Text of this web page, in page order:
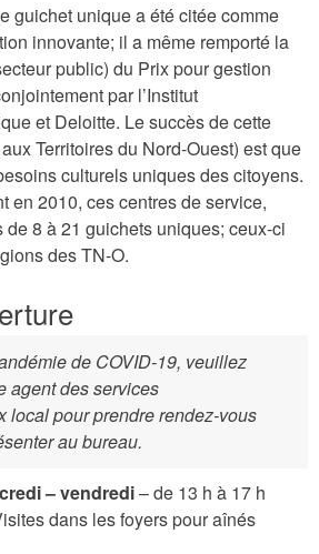
guichet unique a été citée comme
innovante; il a même remporté la
public) du Prix pour gestion
par l’Institut
et Deloitte. Le succès de cette
Territoires du Nord-Ouest) est que
culturels uniques des citoyens.
en 2010, ces centres de service,
de 8 à 21 guichets uniques; ceux-ci
des TN-O.
de COVID-19, veuillez
agent des services
local pour prendre rendez-vous
au bureau.
– vendredi– de 13 h à 17 h
dans les foyers pour aînés